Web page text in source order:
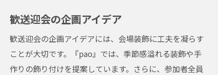
歓送迎会の企画アイデア
歓送迎会の企画アイデアには、会場装飾に工夫を凝らす
ことが大切です。『pao』では、季節感溢れる装飾や手
作りの飾り付けを提案しています。さらに、参加者全員